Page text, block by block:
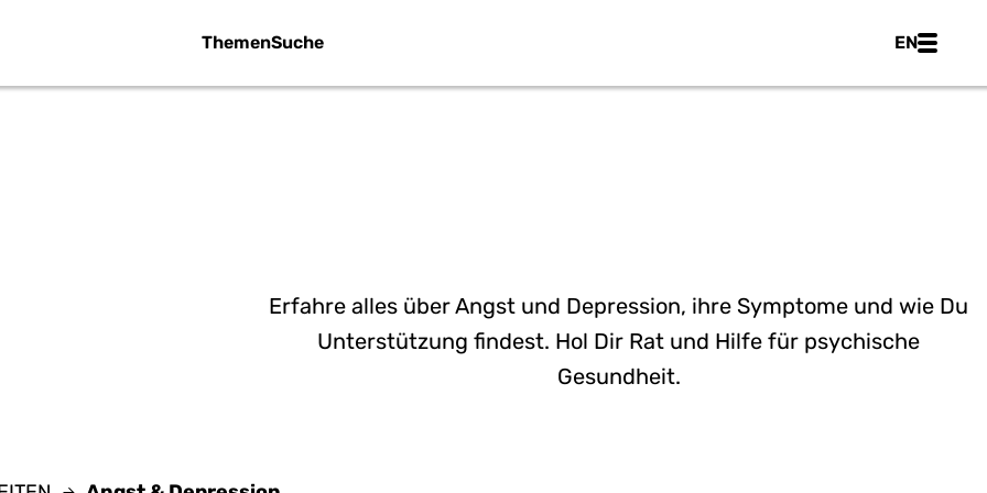
ThemenSuche EN
Main
Erfahre alles über Angst und Depression, ihre Symptome und wie Du
Unterstützung findest. Hol Dir Rat und Hilfe für psychische
Gesundheit.